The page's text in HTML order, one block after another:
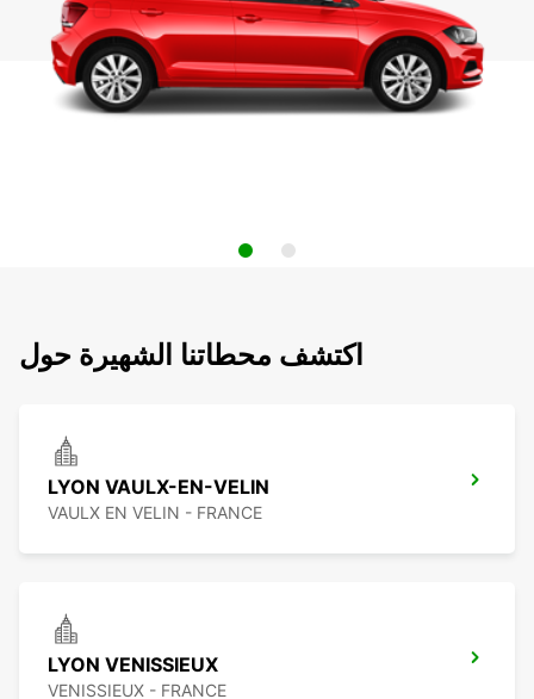
اكتشف محطاتنا الشهيرة حول
LYON VAULX-EN-VELIN
VAULX EN VELIN - FRANCE
LYON VENISSIEUX
VENISSIEUX - FRANCE